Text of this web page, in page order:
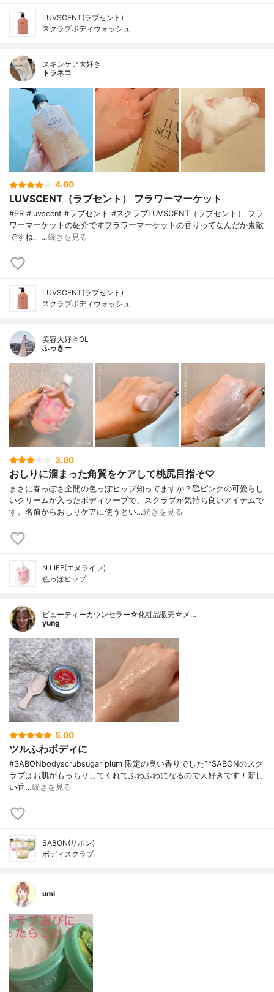
LUVSCENT(ラブセント)
スクラブボディウォッシュ
スキンケア大好き
トラネコ
4.00
LUVSCENT（ラブセント） フラワーマーケット
#PR #luvscent #ラブセント #スクラブLUVSCENT（ラブセント） フラ
ワーマーケットの紹介ですフラワーマーケットの香りってなんだか素敵
ですね、…続きを見る
LUVSCENT(ラブセント)
スクラブボディウォッシュ
美容大好きOL
ふっきー
3.00
おしりに溜まった角質をケアして桃尻目指そ♡
まさに春っぽさ全開の色っぽヒップ知ってますか？🥰ピンクの可愛らし
いクリームが入ったボディソープで、スクラブが気持ち良いアイテムで
す。名前からおしりケアに使うとい…続きを見る
N LIFE(エヌライフ)
色っぽヒップ
ビューティーカウンセラー☆化粧品販売☆メ…
yung
5.00
ツルふわボディに
#SABONbodyscrubsugar plum 限定の良い香りでした^^SABONのスク
ラブはお肌がもっちりしてくれてふわふわになるので大好きです！新し
い香…続きを見る
SABON(サボン)
ボディスクラブ
umi